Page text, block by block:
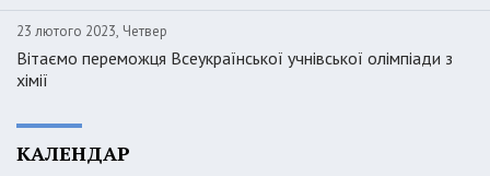
23 лютого 2023, Четвер
Вітаємо переможця Всеукраїнської учнівської олімпіади з
хімії
КАЛЕНДАР